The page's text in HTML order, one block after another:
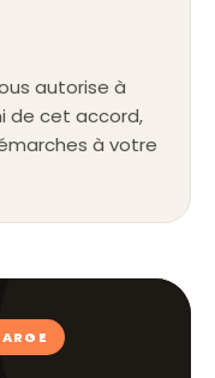
autorise à
de cet accord,
à votre